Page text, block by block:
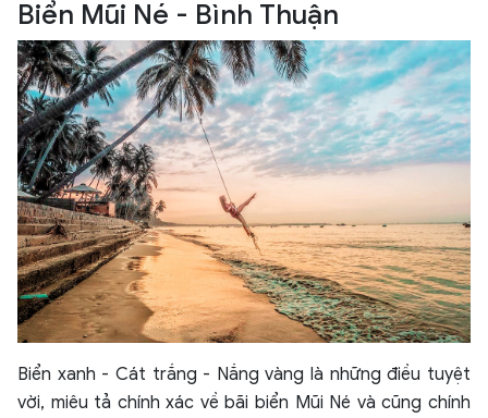
Biển Mũi Né - Bình Thuận
Biển xanh - Cát trắng - Nắng vàng là những điều tuyệt
vời, miêu tả chính xác về bãi biển Mũi Né và cũng chính